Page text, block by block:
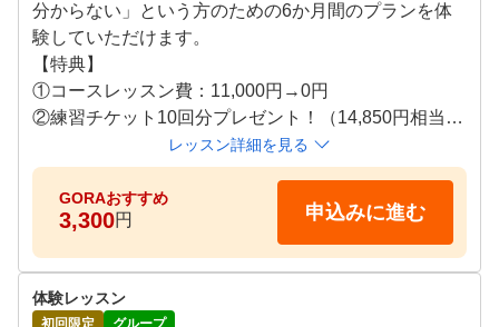
分からない」という方のための6か月間のプランを体
験していただけます。
【特典】
①コースレッスン費：11,000円→0円
②練習チケット10回分プレゼント！（14,850円相当）
③当日入会で体験レッスン料3,300円→0円
※入会後6ヶ月継続される方へ上記①②③の特典（総
額29,150円分）をご案内！
※ラウンド未経験の初心者限定
スイング動画を見ながら解析するわかりやすいレッス
ンを行います。
レッスン詳細を見る
GORAおすすめ
3,300円 申込みに進む
体験レッスン
初回限定 グループ